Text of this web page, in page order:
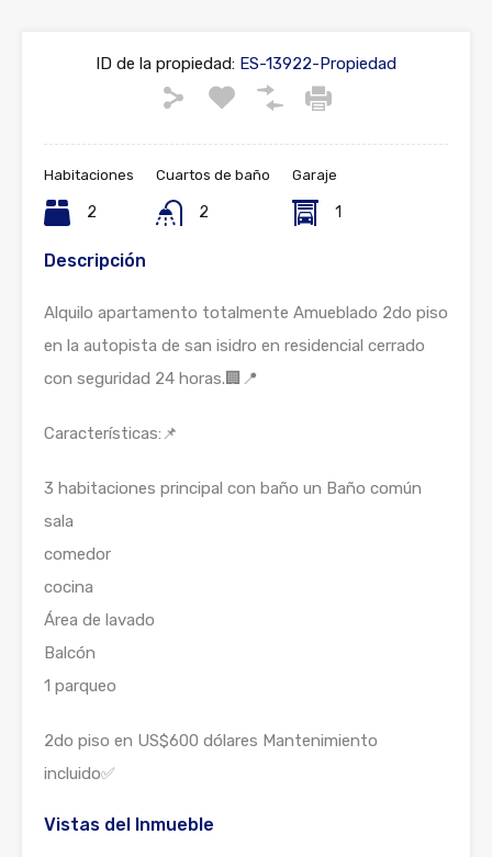
ID de la propiedad: ES-13922-Propiedad
Habitaciones
2
Cuartos de baño
2
Garaje
1
Descripción
Alquilo apartamento totalmente Amueblado 2do piso
en la autopista de san isidro en residencial cerrado
con seguridad 24 horas.🏢📍
Características:📌
3 habitaciones principal con baño un Baño común
sala
comedor
cocina
Área de lavado
Balcón
1 parqueo
2do piso en US$600 dólares Mantenimiento
incluido✅
Vistas del Inmueble